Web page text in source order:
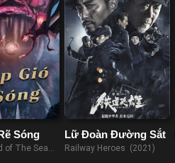
Sóng
of The Sea
Lữ Đoàn Đường Sắt
Railway Heroes (2021)